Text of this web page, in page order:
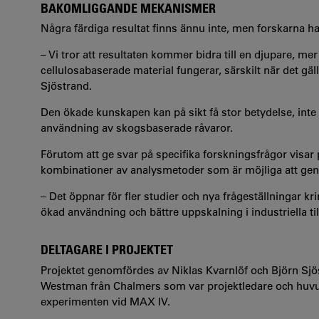
BAKOMLIGGANDE MEKANISMER
Några färdiga resultat finns ännu inte, men forskarna
– Vi tror att resultaten kommer bidra till en djupare,
cellulosabaserade material fungerar, särskilt när det
Sjöstrand.
Den ökade kunskapen kan på sikt få stor betydelse,
användning av skogsbaserade råvaror.
Förutom att ge svar på specifika forskningsfrågor visar
kombinationer av analysmetoder som är möjliga att
– Det öppnar för fler studier och nya frågeställningar
ökad användning och bättre uppskalning i industriella
DELTAGARE I PROJEKTET
Projektet genomfördes av Niklas Kvarnlöf och Björn
Westman från Chalmers som var projektledare och
experimenten vid MAX IV.